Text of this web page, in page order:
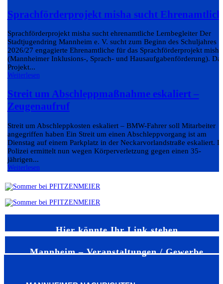
Sprachförderprojekt misha sucht
Sprachförderprojekt misha sucht ehrenamtliche Lernbegleiter Der
Stadtjugendring Mannheim e. V. sucht zum Beginn des Schuljahres
2026/27 engagierte Ehrenamtliche für das Sprachförderprojekt misha
(Mannheimer Inklusions-, Sprach- und Hausaufgabenförderung).
Projekt...
Weiterlesen
Streit um Abschleppmaßnahme eskaliert –
Zeugenaufruf
Streit um Abschleppkosten eskaliert – BMW-Fahrer soll Mitarbeiter
angegriffen haben Ein Streit um einen Abschleppvorgang ist am
Dienstag auf einem Parkplatz in der Neckarvorlandstraße eskaliert.
Polizei ermittelt nun wegen Körperverletzung gegen einen 35-
jährigen...
Weiterlesen
Hier könnte Ihr Link stehen
Mannheim – Veranstaltungen / Gewerbe